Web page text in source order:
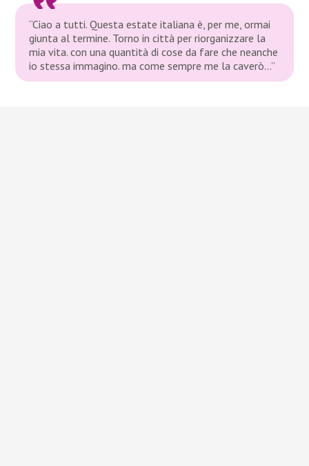
“Ciao a tutti. Questa estate italiana è, per me, ormai
giunta al termine. Torno in città per riorganizzare la
mia vita. con una quantità di cose da fare che neanche
io stessa immagino. ma come sempre me la caverò…”